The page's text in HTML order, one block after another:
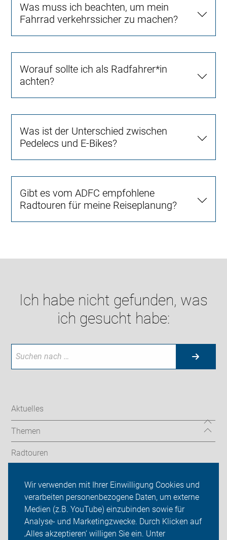
Wir verwenden mit Ihrer Einwilligung Cookies und
verarbeiten personenbezogene Daten, um externe
Medien (z.B. YouTube) einzubinden sowie für
Analyse- und Marketingzwecke. Durch Klicken auf
‚Alles akzeptieren‘ willigen Sie ein. Unter
Was muss ich beachten, um mein
Fahrrad verkehrssicher zu machen?
Worauf sollte ich als Radfahrer*in
achten?
Was ist der Unterschied zwischen
Pedelecs und E-Bikes?
Gibt es vom ADFC empfohlene
Radtouren für meine Reiseplanung?
Ich habe nicht gefunden, was
ich gesucht habe:
Aktuelles
Themen
Radtouren
Aktionen
ADFC Isernhagen